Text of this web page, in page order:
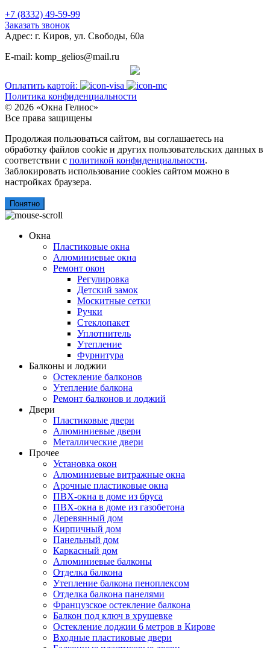
+7 (8332) 49-59-99
Заказать звонок
Адрес: г. Киров, ул. Свободы, 60а
E-mail: komp_gelios@mail.ru
Оплатить картой:
Политика конфиденциальности
© 2026 «Окна Гелиос»
Все права защищены
Продолжая пользоваться сайтом, вы соглашаетесь на
обработку файлов cookie и других пользовательских данных в
соответствии с политикой конфиденциальности.
Заблокировать использование cookies сайтом можно в
настройках браузера.
Понятно
Окна
Пластиковые окна
Алюминиевые окна
Ремонт окон
Регулировка
Детский замок
Москитные сетки
Ручки
Стеклопакет
Уплотнитель
Утепление
Фурнитура
Балконы и лоджии
Остекление балконов
Утепление балкона
Ремонт балконов и лоджий
Двери
Пластиковые двери
Алюминиевые двери
Металлические двери
Прочее
Установка окон
Алюминиевые витражные окна
Арочные пластиковые окна
ПВХ-окна в доме из бруса
ПВХ-окна в доме из газобетона
Деревянный дом
Кирпичный дом
Панельный дом
Каркасный дом
Алюминиевые балконы
Отделка балкона
Утепление балкона пеноплексом
Отделка балкона панелями
Французское остекление балкона
Балкон под ключ в хрущевке
Остекление лоджии 6 метров в Кирове
Входные пластиковые двери